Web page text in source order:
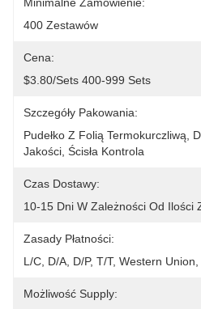
400 Zestawów
Cena:
$3.80/sets 400-999 Sets
Szczegóły Pakowania:
Pudełko Z Folią Termokurczliwą,
Jakości, Ścisła Kontrola
Czas Dostawy:
10-15 Dni W Zależności Od Ilości
Zasady Płatności:
L/C, D/A, D/P, T/T, Western
Możliwość Supply: